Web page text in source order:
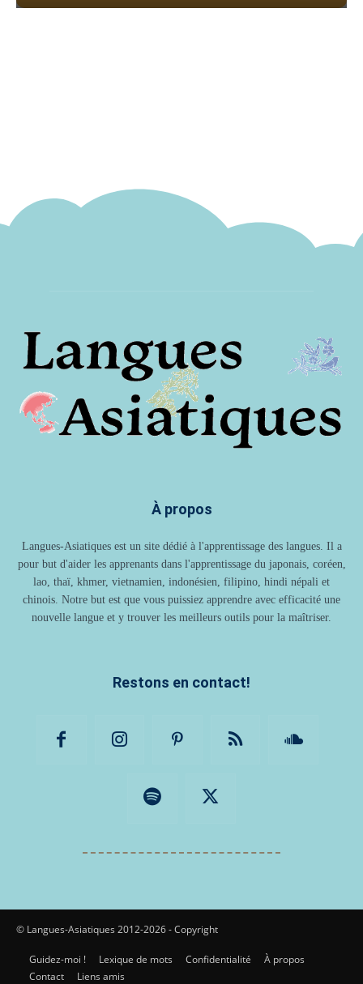
À propos
Langues-Asiatiques est un site dédié à l'apprentissage des langues. Il a
pour but d'aider les apprenants dans l'apprentissage du japonais, coréen,
lao, thaï, khmer, vietnamien, indonésien, filipino, hindi népali et
chinois. Notre but est que vous puissiez apprendre avec efficacité une
nouvelle langue et y trouver les meilleurs outils pour la maîtriser.
Restons en contact!
© Langues-Asiatiques 2012-2026 - Copyright
Guidez-moi ! Lexique de mots Confidentialité
À propos
Contact
Liens amis